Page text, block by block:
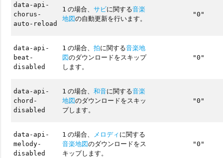
data-api-
chorus-
auto-reload
1 の場合、サビに関する音楽
地図の自動更新を行います。
"0"
data-api-
beat-
disabled
1 の場合、拍に関する音楽地
図のダウンロードをスキップ
します。
"0"
data-api-
chord-
disabled
1 の場合、和音に関する音楽
地図のダウンロードをスキッ
プします。
"0"
data-api-
melody-
disabled
1 の場合、 メロディに関する
音楽地図のダウンロードをス
キップします。
"0"